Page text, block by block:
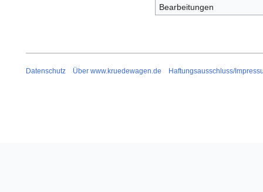
Bearbeitungen
Datenschutz Über www.kruedewagen.de Haftungsausschluss/